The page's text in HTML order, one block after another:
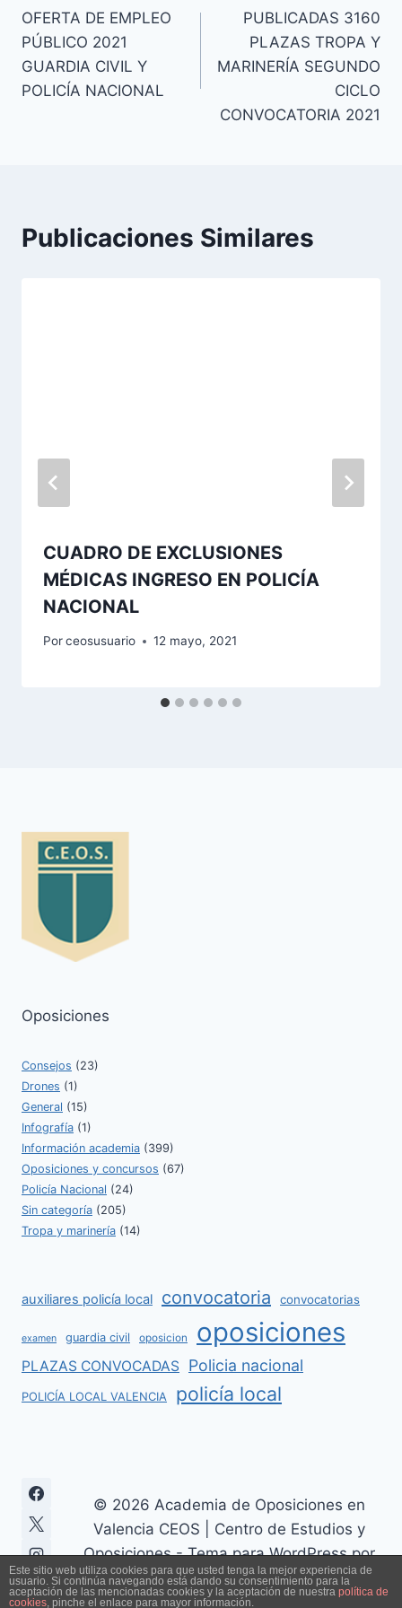
de
entradas
OFERTA DE EMPLEO
PÚBLICO 2021
GUARDIA CIVIL Y
POLICÍA NACIONAL
PUBLICADAS 3160
PLAZAS TROPA Y
MARINERÍA SEGUNDO
CICLO
CONVOCATORIA 2021
Publicaciones Similares
CUADRO DE EXCLUSIONES
MÉDICAS INGRESO EN POLICÍA
NACIONAL
Porceosusuario 12 mayo, 2021
Oposiciones
Consejos (23)
Drones (1)
General (15)
Infografía (1)
Información academia (399)
Oposiciones y concursos (67)
Policía Nacional (24)
Sin categoría (205)
Tropa y marinería (14)
auxiliares policía local convocatoria convocatorias
examen guardia civil oposicion oposiciones
PLAZAS CONVOCADAS Policia nacional
POLICÍA LOCAL VALENCIA policía local
© 2026 Academia de Oposiciones en
Valencia CEOS | Centro de Estudios y
Oposiciones - Tema para WordPress por
Kadence WP
Este sitio web utiliza cookies para que usted tenga la mejor experiencia de
usuario. Si continúa navegando está dando su consentimiento para la
aceptación de las mencionadas cookies y la aceptación de nuestra política de
cookies, pinche el enlace para mayor información.